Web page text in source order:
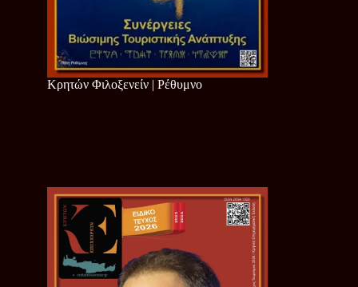
Κρητών Φιλοξενείν | Ρέθυμνο